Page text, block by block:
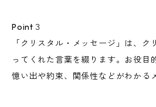
Point３
「クリスタル・メッセージ」は、
ってくれた言葉を綴ります。お役目
憶い出や約束、関係性などがわかる